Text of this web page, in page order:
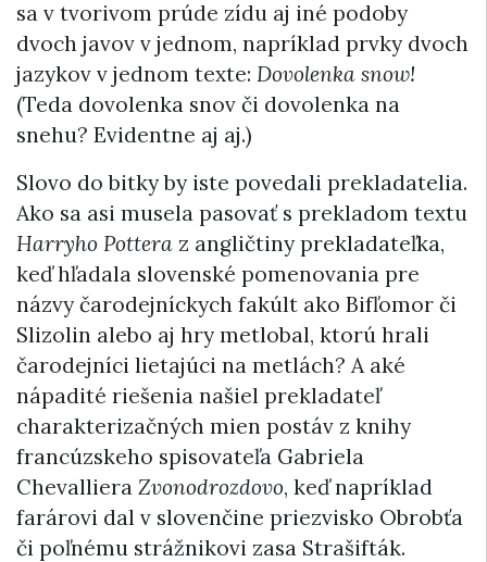
sa v tvorivom prúde zídu aj iné podoby
dvoch javov v jednom, napríklad prvky dvoch
jazykov v jednom texte: Dovolenka snow!
(Teda dovolenka snov či dovolenka na
snehu? Evidentne aj aj.)
Slovo do bitky by iste povedali prekladatelia.
Ako sa asi musela pasovať s prekladom textu
Harryho Pottera z angličtiny prekladateľka,
keď hľadala slovenské pomenovania pre
názvy čarodejníckych fakúlt ako Bifľomor či
Slizolin alebo aj hry metlobal, ktorú hrali
čarodejníci lietajúci na metlách? A aké
nápadité riešenia našiel prekladateľ
charakterizačných mien postáv z knihy
francúzskeho spisovateľa Gabriela
Chevalliera Zvonodrozdovo, keď napríklad
farárovi dal v slovenčine priezvisko Obrobťa
či poľnému strážnikovi zasa Strašifták.